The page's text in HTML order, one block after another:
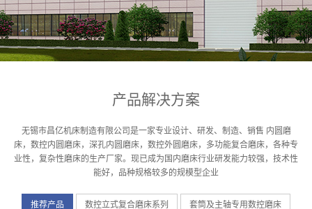
产品解决方案
无锡市昌亿机床制造有限公司是一家专业设计、研发、制造、销售 内圆磨
床，数控内圆磨床，深孔内圆磨床，数控外圆磨床，多功能复合磨床， 各种专
业性，复杂性磨床的生产厂家。现已成为国内磨床行业研发能力较强，技术性
能好，品种规格较多的规模型企业
推荐产品 数控立式复合磨床系列 套筒及主轴专用数控磨床